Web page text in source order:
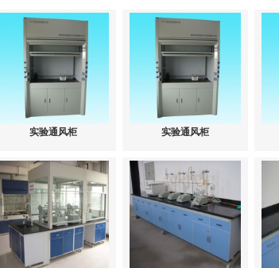
实验通风柜 实验通风柜